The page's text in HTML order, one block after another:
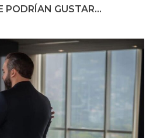
PODRÍAN GUSTAR...